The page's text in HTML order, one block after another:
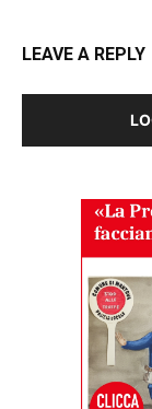
LEAVE A REPLY